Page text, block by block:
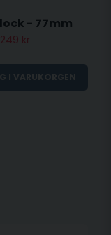
- 77mm
249 kr
I VARUKORGEN